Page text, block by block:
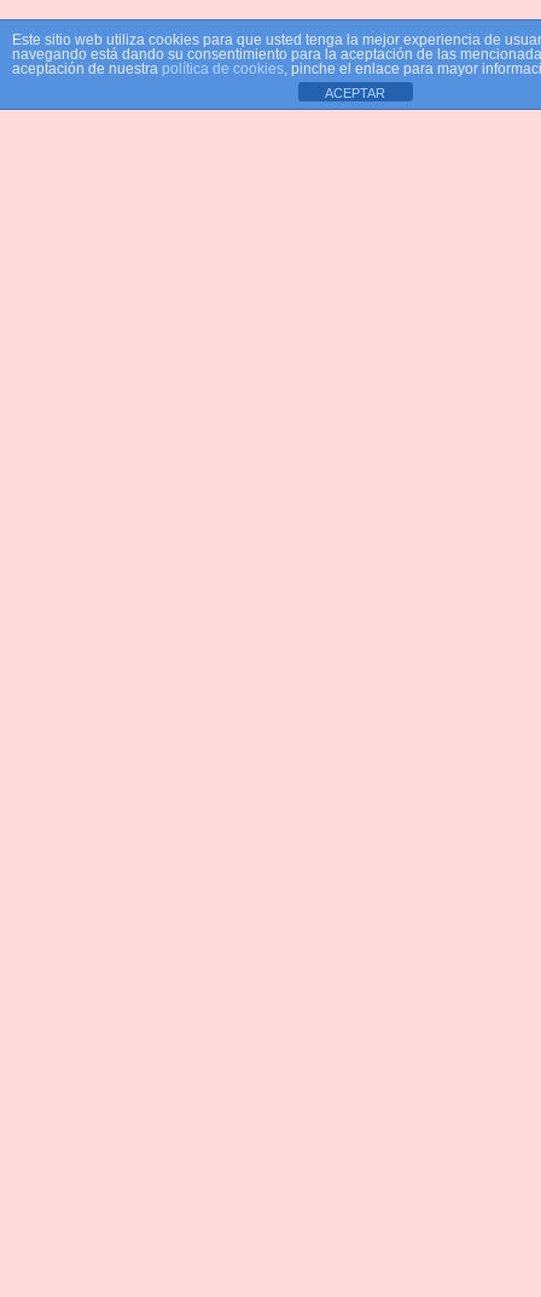
Este sitio web utiliza cookies para que usted tenga la mejor experiencia de
navegando está dando su consentimiento para la aceptación de las
aceptación de nuestra política de cookies , pinche el enlace para mayor
ACEPTAR